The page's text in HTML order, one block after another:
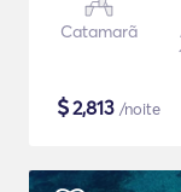
Catamarã
$2,813 /noite